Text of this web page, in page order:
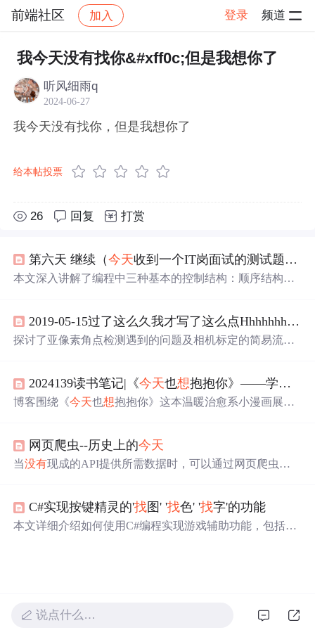
前端社区 加入 登录 频道
社区 前端社区 感慨 帖子详情
我今天没有找你&#xff0c;但是我想你了
听风细雨q
2024-06-27
我今天没有找你，但是我想你了
给本帖投票
26 回复 打赏
第六天 继续（今天收到一个IT岗面试的测试题，很有意思，是关于课程设计的，
本文深入讲解了编程中三种基本的控制结构：顺序结构、
用。同时，详细解析了while和do...while循环的特点和应
用。
2019-05-15过了这么久我才写了这么点Hhhhhhhh今
探讨了亚像素角点检测遇到的问题及相机标定的简易流
2024139读书笔记|《今天也想抱抱你》——学会把自己置顶，被爱
博客围绕《今天也想抱抱你》这本温暖治愈系小漫画展
事，学会把自己置顶，放弃从别人身上
网页爬虫--历史上的今天
当没有现成的API提供所需数据时，可以通过网页爬虫获
了如何编写HttpUtils工具类，并选择了http://www.lssdjt.com/
作为目标网站，从网页源代码中抽取历史上的今天 数据。
C#实现按键精灵的'找图' '找色' '找字'的功能
本文详细介绍如何使用C#编程实现游戏辅助功能，包括找
说点什么…